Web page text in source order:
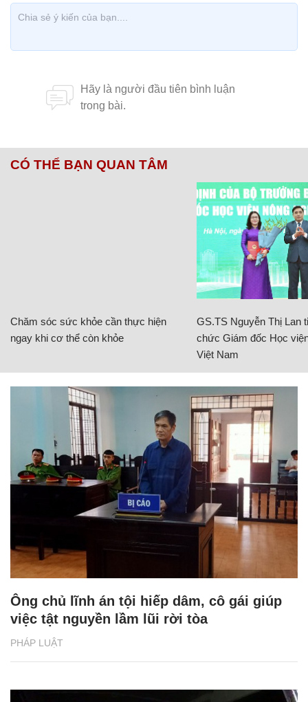
CÓ THỂ BẠN QUAN TÂM
Chăm sóc sức khỏe cần thực hiện
ngay khi cơ thể còn khỏe
GS.TS Nguyễn Thị Lan
chức Giám đốc Học
Việt Nam
PHÁP LUẬT
Ông chủ lĩnh án tội hiếp dâm, cô gái giúp
việc tật nguyền lầm lũi rời tòa